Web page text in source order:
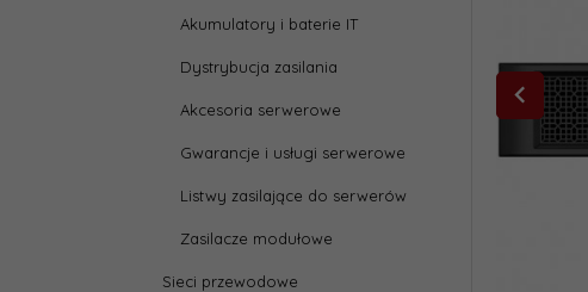
Akumulatory i baterie IT
Dystrybucja zasilania
Akcesoria serwerowe
Gwarancje i usługi serwerowe
Listwy zasilające do serwerów
Zasilacze modułowe
Sieci przewodowe